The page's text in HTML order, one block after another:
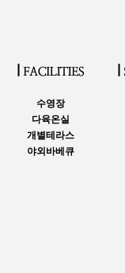
수영장
다육온실
개별테라스
야외바베큐